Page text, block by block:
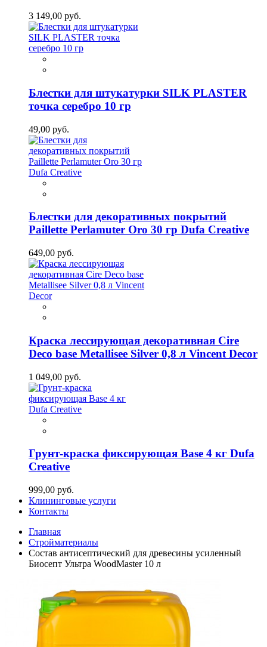
3 149,00 руб.
Блестки для штукатурки SILK PLASTER
точка серебро 10 гр
49,00 руб.
Блестки для декоративных покрытий
Paillette Perlamuter Oro 30 гр Dufa Creative
649,00 руб.
Краска лессирующая декоративная Cire
Deco base Metallisee Silver 0,8 л Vincent Decor
1 049,00 руб.
Грунт-краска фиксирующая Base 4 кг Dufa
Creative
999,00 руб.
Клининговые услуги
Контакты
Главная
Стройматериалы
Состав антисептический для древесины усиленный
Биосепт Ультра WoodMaster 10 л